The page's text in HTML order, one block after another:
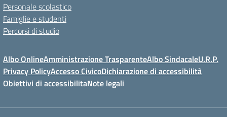
Personale scolastico
Famiglie e studenti
Percorsi di studio
Albo OnlineAmministrazione TrasparenteAlbo SindacaleU.R.P.
Privacy PolicyAccesso CivicoDichiarazione di accessibilità
Obiettivi di accessibilitaNote legali